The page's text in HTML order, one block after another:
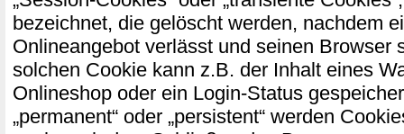
bezeichnet, die gelöscht werden, nachdem
Onlineangebot verlässt und seinen Browser
solchen Cookie kann z.B. der Inhalt eines
Onlineshop oder ein Login-Status
„permanent“ oder „persistent“ werden